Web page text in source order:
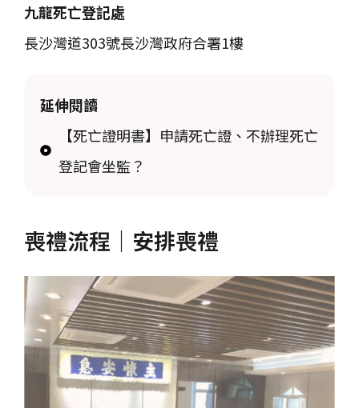
九龍死亡登記處
長沙灣道303號長沙灣政府合署1樓
延伸閱讀
【死亡證明書】申請死亡證、不辦理死亡
登記會坐監？
喪禮流程｜安排喪禮